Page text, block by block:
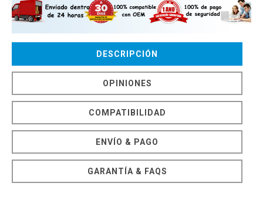
DESCRIPCIÓN
OPINIONES
COMPATIBILIDAD
ENVÍO & PAGO
GARANTÍA & FAQS